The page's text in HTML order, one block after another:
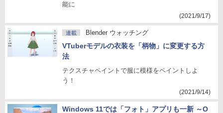
能に
(2021/9/17)
連載 Blender ウォッチング
VTuberモデルの衣装を「柄物」に変更する方
法
テクスチャペイントで服に模様をペイントしよ
う！
(2021/9/14)
Windows 11では「フォト」アプリも一新 ～O